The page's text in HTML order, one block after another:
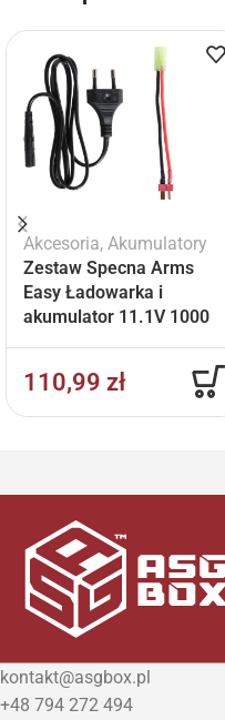
Akcesoria, Akumulatory
Zestaw Specna Arms
Easy Ładowarka i
akumulator 11.1V 1000
110,99 zł
kontakt@asgbox.pl
+48 794 272 494